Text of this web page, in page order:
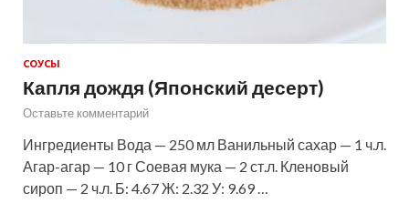
СОУСЫ
Капля дождя (Японский десерт)
Оставьте комментарий
Ингредиенты Вода — 250 мл Ванильный сахар — 1 ч.л.
Агар-агар — 10 г Соевая мука — 2 ст.л. Кленовый
сироп — 2 ч.л. Б: 4.67 Ж: 2.32 У: 9.69 …